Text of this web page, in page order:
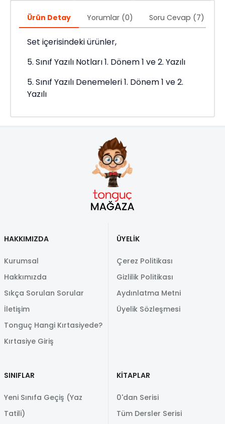
Ürün Detay Yorumlar (0) Soru Cevap (7)
Set içerisindeki ürünler,
5. Sınıf Yazılı Notları 1. Dönem 1 ve 2. Yazılı
5. Sınıf Yazılı Denemeleri 1. Dönem 1 ve 2.
Yazılı
HAKKIMIZDA
Kurumsal
Hakkımızda
Sıkça Sorulan Sorular
İletişim
Tonguç Hangi Kırtasiyede?
Kırtasiye Giriş
ÜYELİK
Çerez Politikası
Gizlilik Politikası
Aydınlatma Metni
Üyelik Sözleşmesi
SINIFLAR
Yeni Sınıfa Geçiş (Yaz
Tatili)
KİTAPLAR
0'dan Serisi
Tüm Dersler Serisi